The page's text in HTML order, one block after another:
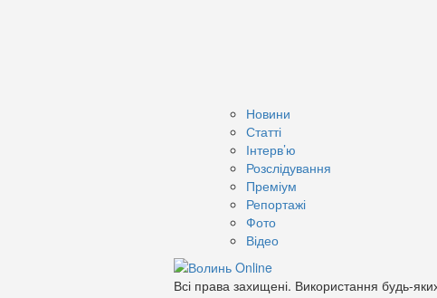
Новини
Статті
Інтерв’ю
Розслідування
Преміум
Репортажі
Фото
Відео
Всі права захищені. Використання будь-